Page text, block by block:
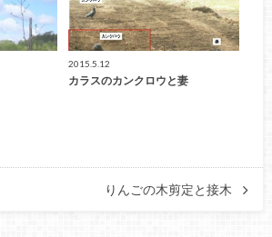
2015.5.12
カラスのカンクロウと妻
りんごの木剪定と接木